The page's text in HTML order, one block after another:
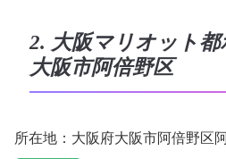
2. 大阪マリオット
大阪市阿倍野区
所在地：大阪府大阪市阿倍野区